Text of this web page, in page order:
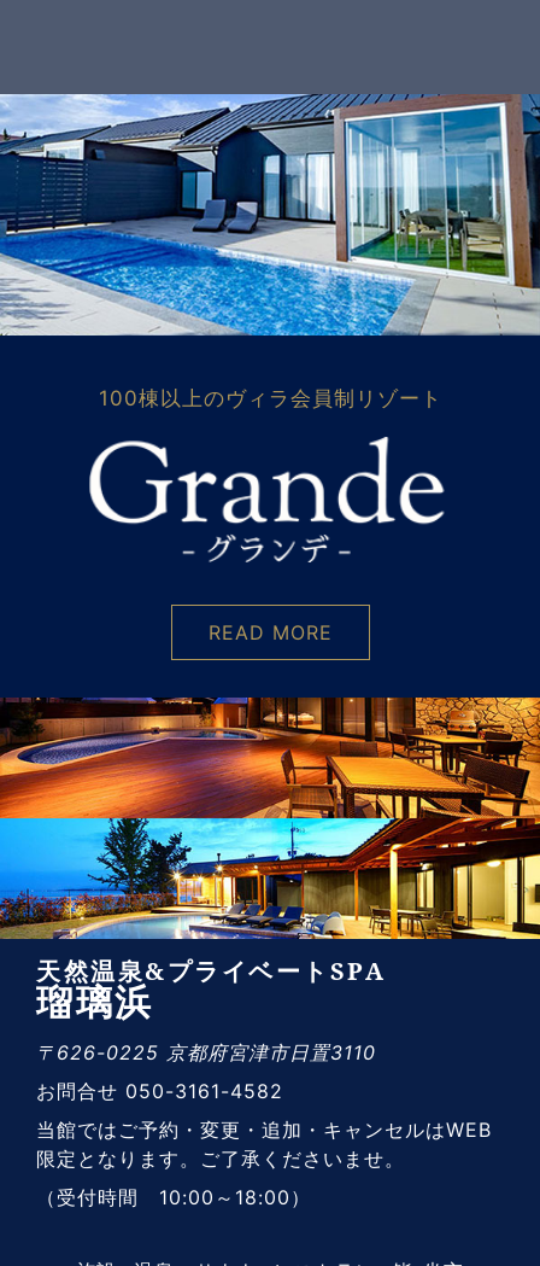
100棟以上のヴィラ会員制リゾート
READ MORE
天然温泉&プライベートSPA
瑠璃浜
〒626-0225 京都府宮津市日置3110
お問合せ 050-3161-4582
当館ではご予約・変更・追加・キャンセルはWEB
限定となります。ご了承くださいませ。
（受付時間 10:00～18:00）